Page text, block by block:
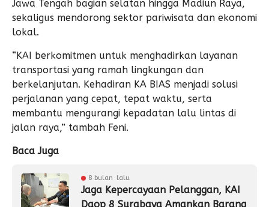
Jawa Tengah bagian selatan hingga Madiun Raya,
sekaligus mendorong sektor pariwisata dan ekonomi
lokal.
“KAI berkomitmen untuk menghadirkan layanan
transportasi yang ramah lingkungan dan
berkelanjutan. Kehadiran KA BIAS menjadi solusi
perjalanan yang cepat, tepat waktu, serta
membantu mengurangi kepadatan lalu lintas di
jalan raya,” tambah Feni.
Baca Juga
8 bulan lalu
Jaga Kepercayaan Pelanggan, KAI
Daop 8 Surabaya Amankan Barang